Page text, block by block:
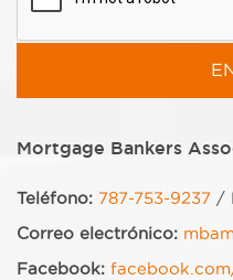
Mortgage Bankers
Teléfono: 787-753-9237 /
Correo electrónico:
Facebook: